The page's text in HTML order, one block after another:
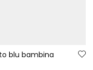
blu bambina